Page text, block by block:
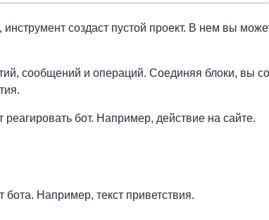
создаст пустой проект. В нем вы
сообщений и операций. Соединяя блоки, вы
реагировать бот. Например, действие на сайте.
Например, текст приветствия.